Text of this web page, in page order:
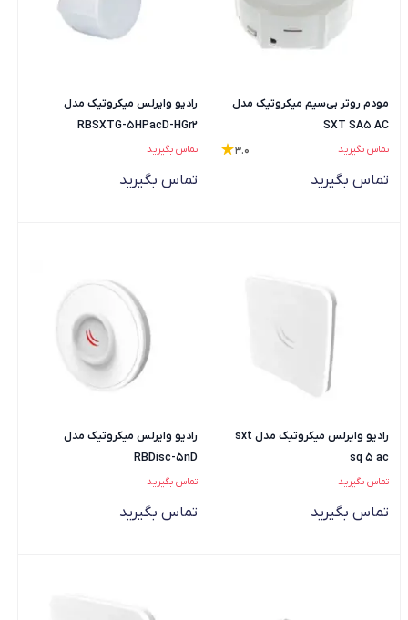
مودم روتر بی‌سیم میکروتیک مدل
SXT SA5 AC
تماس بگیرید 3.0
تماس بگیرید
رادیو وایرلس میکروتیک مدل
RBSXTG-5HPacD-HGr2
تماس بگیرید
تماس بگیرید
رادیو وایرلس میکروتیک مدل sxt
sq 5 ac
تماس بگیرید
تماس بگیرید
رادیو وایرلس میکروتیک مدل
RBDisc-5nD
تماس بگیرید
تماس بگیرید